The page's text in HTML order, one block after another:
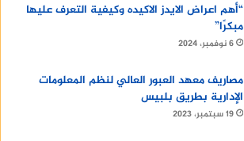
“أهم اعراض الايدز الاكيده وكيفية التعرف عليها
مبكرًا”
6 نوفمبر، 2024
مصاريف معهد العبور العالي لنظم المعلومات
الإدارية بطريق بلبيس
19 سبتمبر، 2023